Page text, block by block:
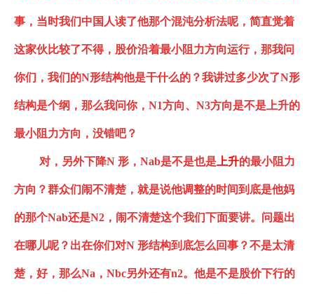
事，当时我们中国人读了他那个混沌分析法呢，简直觉着
这家伙比较了不得，股价沿着最小阻力方向运行，那我问
你们，我们的N形结构他是干什么的？我讲过多少次了N形
结构是个纲，那么我问你， N1方向、N3方向是不是上升的
最小阻力方向，没错吧？
对，另外下降N 形，Nab是不是也是 上升的最小阻力
方向？群众们闹不清楚，就是说他调整的时间到底是他妈
的那个Nab还是N2，闹不清楚这个我们下面要讲。问题出
在哪儿呢？出在你们对N 形结构到底怎么回事？不是太清
楚，好，那么Na ， Nbc另外还有n2。他是不是股价下行的